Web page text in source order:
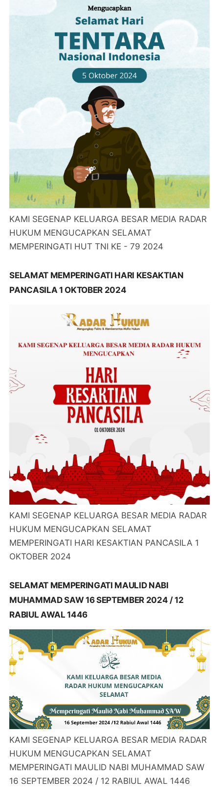
KAMI SEGENAP KELUARGA BESAR MEDIA RADAR
HUKUM MENGUCAPKAN SELAMAT
MEMPERINGATI HUT TNI KE - 79 2024
SELAMAT MEMPERINGATI HARI KESAKTIAN
PANCASILA 1 OKTOBER 2024
KAMI SEGENAP KELUARGA BESAR MEDIA RADAR
HUKUM MENGUCAPKAN SELAMAT
MEMPERINGATI HARI KESAKTIAN PANCASILA 1
OKTOBER 2024
SELAMAT MEMPERINGATI MAULID NABI
MUHAMMAD SAW 16 SEPTEMBER 2024 / 12
RABIUL AWAL 1446
KAMI SEGENAP KELUARGA BESAR MEDIA RADAR
HUKUM MENGUCAPKAN SELAMAT
MEMPERINGATI MAULID NABI MUHAMMAD SAW
16 SEPTEMBER 2024 / 12 RABIUL AWAL 1446